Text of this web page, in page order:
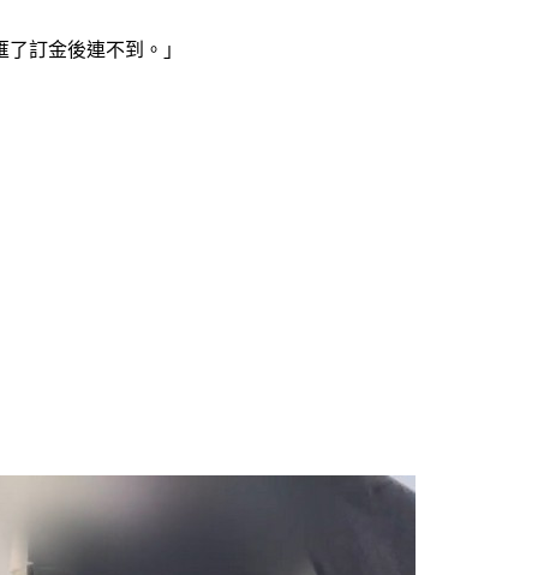
訂金後連不到。」